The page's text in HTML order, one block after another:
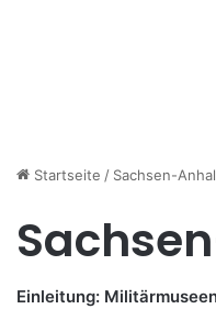
Startseite / Sachsen-
Einleitung: